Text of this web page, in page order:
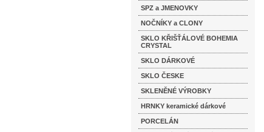
SPZ a JMENOVKY
NOČNÍKY a CLONY
SKLO KŘIŠŤÁLOVÉ BOHEMIA
CRYSTAL
SKLO DÁRKOVÉ
SKLO ČESKE
SKLENĚNÉ VÝROBKY
HRNKY keramické dárkové
PORCELÁN